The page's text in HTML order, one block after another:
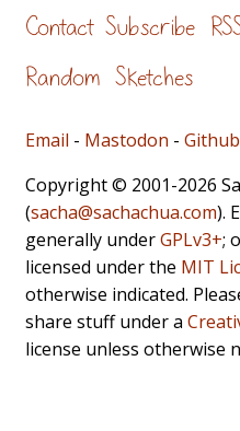
Contact Subscribe
Random Sketches
Email - Mastodon - Github
Copyright © 2001-2026
(sacha@sachachua.com).
generally underGPLv3+;
licensed under the MIT
otherwise indicated.
share stuff under a
license unless otherwise